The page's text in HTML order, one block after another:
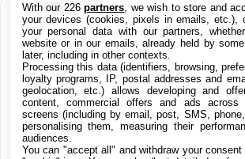
CATÉGORIES
iPhone iPad Jailbreak
Rumeurs Trucs & astuces Tests
Accessoires Promos Apple
With our 226partners , we wish to store and
your devices (cookies, pixels in emails, etc.),
your personal data with our partners,
website or in our emails, already held by
later, including in other contexts.
Processing this data (identifiers, browsing,
loyalty programs, IP, postal addresses and
geolocation, etc.) allows developing and
content, commercial offers and ads across
screens (including by email, post, SMS,
personalising them, measuring their
audiences.
You can "accept all" and withdraw your